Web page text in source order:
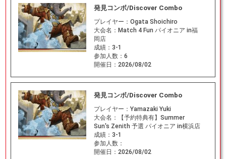
発見コンボ/Discover Combo
プレイヤー： Ogata Shoichiro
大会名： Match 4 Fun パイオニア in福
岡店
成績： 3-1
参加人数： 6
開催日： 2026/08/02
発見コンボ/Discover Combo
プレイヤー： Yamazaki Yuki
大会名：
【予約特典有】Summer
Sun's Zenith 予選 パイオニア in横浜店
成績： 3-1
参加人数：
開催日： 2026/08/02